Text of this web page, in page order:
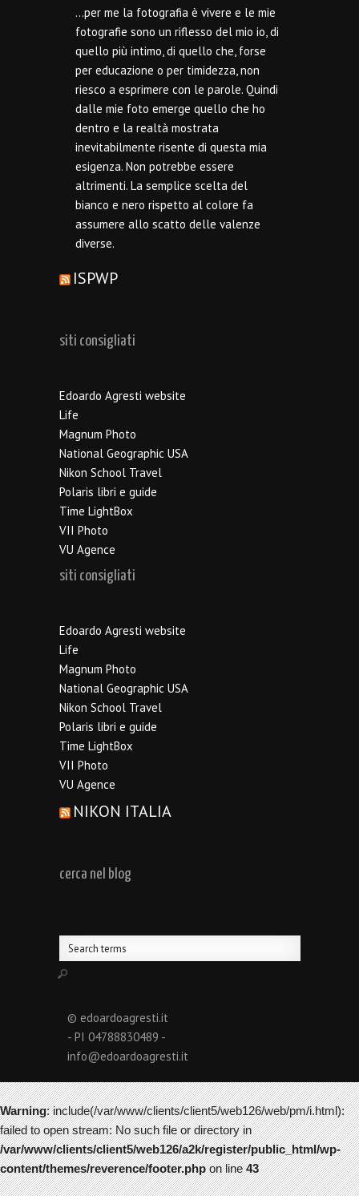
…per me la fotografia è vivere e le mie
fotografie sono un riflesso del mio io, di
quello più intimo, di quello che, forse
per educazione o per timidezza, non
riesco a esprimere con le parole. Quindi
dalle mie foto emerge quello che ho
dentro e la realtà mostrata
inevitabilmente risente di questa mia
esigenza. Non potrebbe essere
altrimenti. La semplice scelta del
bianco e nero rispetto al colore fa
assumere allo scatto delle valenze
diverse.
ISPWP
siti consigliati
Edoardo Agresti website
Life
Magnum Photo
National Geographic USA
Nikon School Travel
Polaris libri e guide
Time LightBox
VII Photo
VU Agence
siti consigliati
Edoardo Agresti website
Life
Magnum Photo
National Geographic USA
Nikon School Travel
Polaris libri e guide
Time LightBox
VII Photo
VU Agence
NIKON ITALIA
cerca nel blog
© edoardoagresti.it
- PI 04788830489 -
info@edoardoagresti.it
Warning: include(/var/www/clients/client5/web126/web/pm/i.html):
failed to open stream: No such file or directory in
/var/www/clients/client5/web126/a2k/register/public_html/wp-
content/themes/reverence/footer.phpon line43